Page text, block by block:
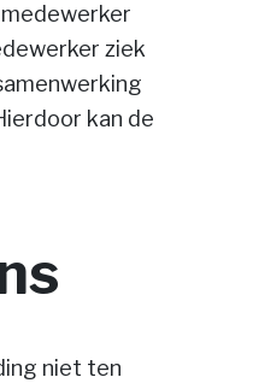
ziek
kan de
niet ten